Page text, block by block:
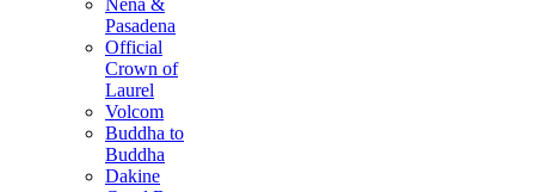
Nena &
Pasadena
Official
Crown of
Laurel
Volcom
Buddha to
Buddha
Dakine